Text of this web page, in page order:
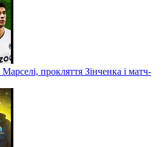
прокляття Зінченка і матч-